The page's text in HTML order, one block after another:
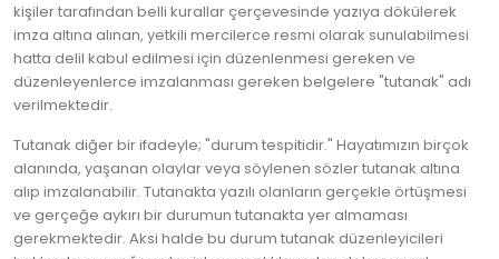
kişiler tarafından belli kurallar çerçevesinde yazıya dökülerek
imza altına alınan, yetkili mercilerce resmi olarak sunulabilmesi
hatta delil kabul edilmesi için düzenlenmesi gereken ve
düzenleyenlerce imzalanması gereken belgelere "tutanak" adı
verilmektedir.
Tutanak diğer bir ifadeyle; "durum tespitidir." Hayatımızın birçok
alanında, yaşanan olaylar veya söylenen sözler tutanak altına
alıp imzalanabilir. Tutanakta yazılı olanların gerçekle örtüşmesi
ve gerçeğe aykırı bir durumun tutanakta yer almaması
gerekmektedir. Aksi halde bu durum tutanak düzenleyicileri